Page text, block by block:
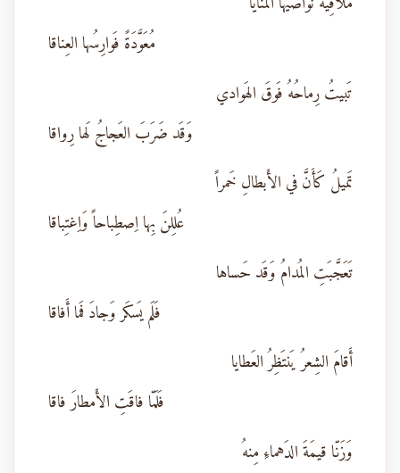
مُعَوَّدَةً فَوارِسُها العِناقا
تَبيتُ رِماحُهُ فَوقَ الهَوادي
وَقَد ضَرَبَ العَجاجُ لَها رِواقا
تَميلُ كَأَنَّ في الأَبطالِ خَمراً
عُلِلنَ بِها اِصطِباحاً وَاِغتِباقا
تَعَجَّبَتِ المُدامُ وَقَد حَساها
فَلَم يَسكَر وَجادَ فَما أَفاقا
أَقامَ الشِعرُ يَنتَظِرُ العَطايا
فَلَمّا فاقَتِ الأَمطارَ فاقا
وَزَنّا قيمَةَ الدَهماءِ مِنهُ